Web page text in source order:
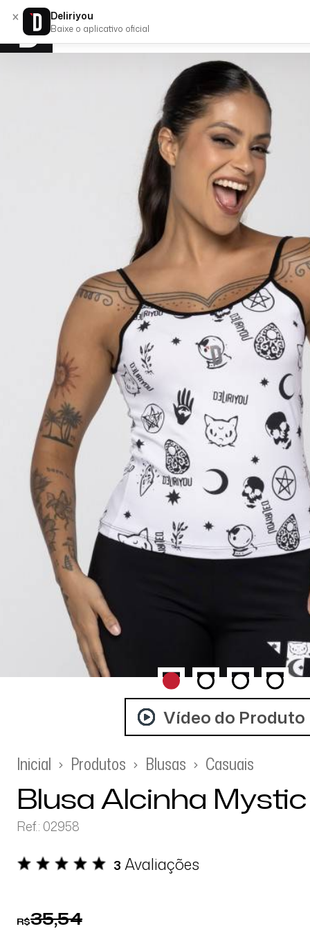
Vídeo do Produto
Inicial
Produtos Blusas Casuais
Blusa Alcinha Mystic
Ref.: 02958
3 Avaliações
R$35,54
× Deliriyou
Baixe o aplicativo oficial